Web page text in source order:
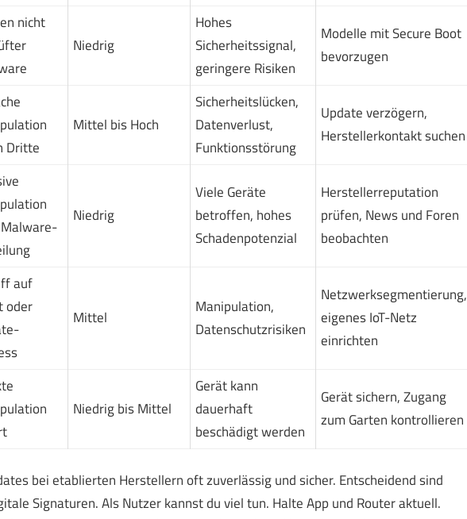
nicht
Niedrig
Hohes
Sicherheitssignal,
geringere Risiken
Modelle mit Secure Boot
bevorzugen
Dritte
Mittel bis Hoch
Sicherheitslücken,
Datenverlust,
Funktionsstörung
Update verzögern,
Herstellerkontakt suchen
Niedrig
Viele Geräte
betroffen, hohes
Schadenpotenzial
Herstellerreputation
prüfen, News und Foren
beobachten
auf
oder
Mittel
Manipulation,
Datenschutzrisiken
Netzwerksegmentierung,
eigenes IoT-Netz
einrichten
Niedrig bis Mittel
Gerät kann
dauerhaft
beschädigt werden
Gerät sichern, Zugang
zum Garten kontrollieren
bei etablierten Herstellern oft zuverlässig und sicher. Entscheidend sind
Signaturen. Als Nutzer kannst du viel tun. Halte App und Router aktuell.